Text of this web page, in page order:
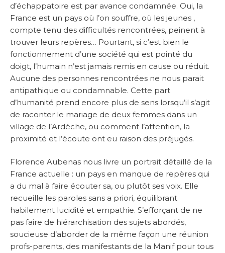
d’échappatoire est par avance condamnée. Oui, la
France est un pays où l’on souffre, où les jeunes ,
compte tenu des difficultés rencontrées, peinent à
trouver leurs repères… Pourtant, si c’est bien le
fonctionnement d’une société qui est pointé du
doigt, l’humain n’est jamais remis en cause ou réduit.
Aucune des personnes rencontrées ne nous parait
antipathique ou condamnable. Cette part
d’humanité prend encore plus de sens lorsqu’il s’agit
de raconter le mariage de deux femmes dans un
village de l’Ardéche, ou comment l’attention, la
proximité et l’écoute ont eu raison des préjugés.
Florence Aubenas nous livre un portrait détaillé de la
France actuelle : un pays en manque de repères qui
a du mal à faire écouter sa, ou plutôt ses voix. Elle
recueille les paroles sans a priori, équilibrant
habilement lucidité et empathie. S’efforçant de ne
pas faire de hiérarchisation des sujets abordés,
soucieuse d’aborder de la même façon une réunion
profs-parents, des manifestants de la Manif pour tous